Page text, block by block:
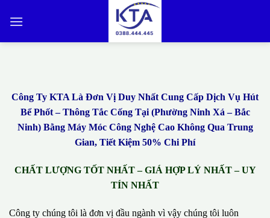
qua
Công Ty KTA Là Đơn Vị Duy Nhất Cung Cấp Dịch Vụ Hút
Bể Phốt – Thông Tắc Cống Tại (Phường Ninh Xá – Bắc
Ninh) Bằng Máy Móc Công Nghệ Cao Không Qua Trung
Gian, Tiết Kiệm 50% Chi Phí
CHẤT LƯỢNG TỐT NHẤT – GIÁ HỢP LÝ NHẤT – UY
TÍN NHẤT
Công ty chúng tôi là đơn vị đầu ngành vì vậy chúng tôi luôn